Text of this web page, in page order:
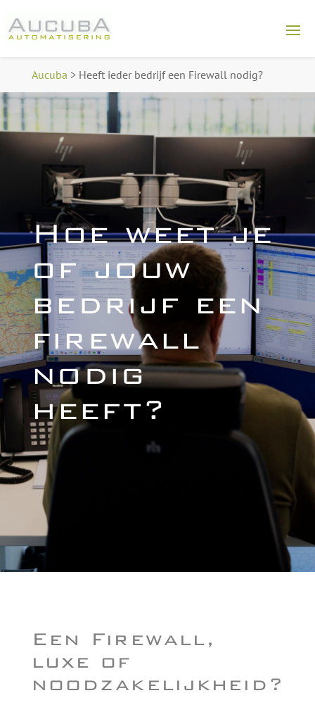
Aucuba > Heeft ieder bedrijf een Firewall nodig?
Hoe weet je
of jouw
bedrijf een
firewall
nodig
heeft?
Een Firewall,
luxe of
noodzakelijkheid?